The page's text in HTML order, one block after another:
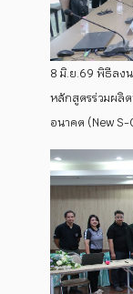
8 มิ.ย.69 พิธีลง
หลักสูตรร่วมผลิ
อนาคต (New S-